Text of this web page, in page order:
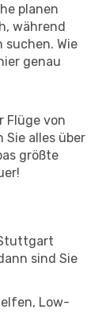
planen
während
Wie
genau
Flüge von
alles über
größte
sind Sie
Low-